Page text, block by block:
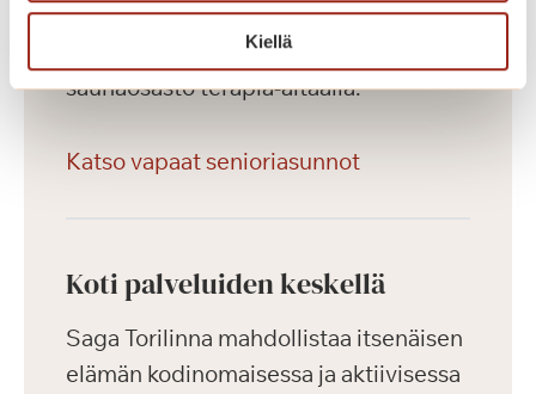
Kiellä
monipuolisineen palveluineen:
laadukas ravintola, kahvila, kuntosali ja
saunaosasto terapia-altaalla.
Katso vapaat senioriasunnot
Koti palveluiden keskellä
Saga Torilinna mahdollistaa itsenäisen
elämän kodinomaisessa ja aktiivisessa